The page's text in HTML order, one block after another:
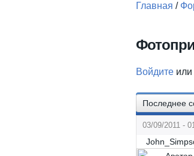
Главная /
Войдите или
Последнее
03/09/2011 -